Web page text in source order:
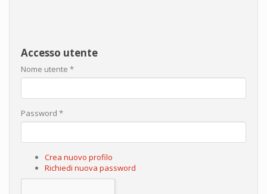
Accesso utente
Nome utente *
Password *
Crea nuovo profilo
Richiedi nuova password